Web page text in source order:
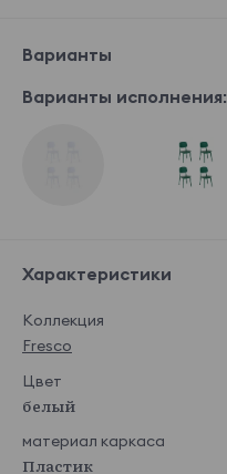
Варианты
Варианты исполнения:
Характеристики
Коллекция
Fresco
Цвет
белый
материал каркаса
Пластик